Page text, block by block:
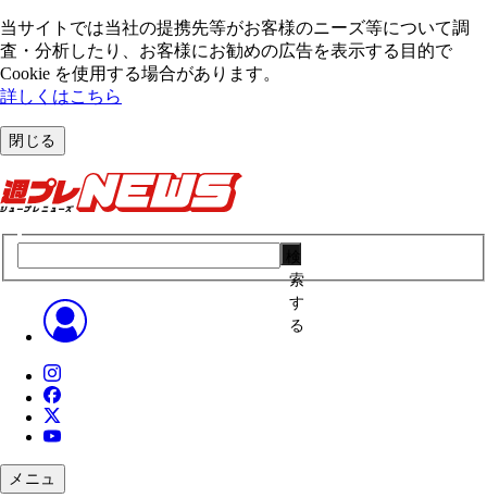
当サイトでは当社の提携先等がお客様のニーズ等について調
査・分析したり、お客様にお勧めの広告を表⽰する⽬的で
Cookie を使⽤する場合があります。
詳しくはこちら
閉じる
索
す
る
メニュ